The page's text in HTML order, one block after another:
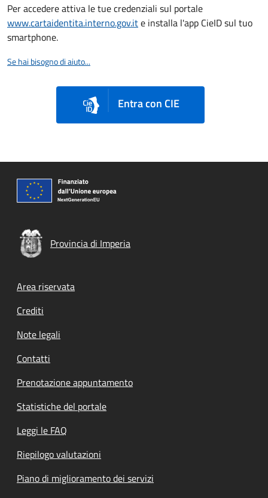
Per accedere attiva le tue credenziali sul portale
www.cartaidentita.interno.gov.ite installa l'app CieID sul tuo
smartphone.
Se hai bisogno di aiuto...
Entra con CIE
Provincia di Imperia
Footer menu
Area riservata
Crediti
Note legali
Contatti
Prenotazione appuntamento
Statistiche del portale
Leggi le FAQ
Riepilogo valutazioni
Piano di miglioramento dei servizi